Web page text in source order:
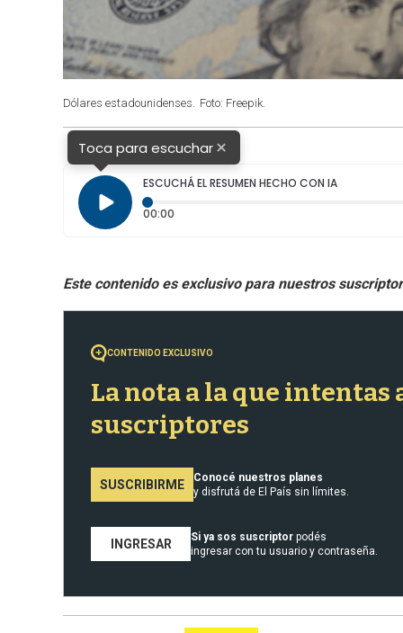
Dólares estadounidenses. Foto: Freepik.
Toca para escuchar×
ESCUCHÁ EL RESUMEN HECHO CON IA
00:00
CONTENIDO EXCLUSIVO
La nota a la que intentas
suscriptores
SUSCRIBIRME
Conocé nuestros planes
y disfrutá de El País sin límites.
INGRESAR Si ya sos suscriptor podés
ingresar con tu usuario y contraseña.